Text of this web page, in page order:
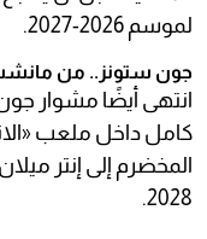
لموسم 2026-2027.
جون ستونز.. من
انتهى أيضًا مشوار
كامل داخل ملعب
المخضرم إلى إنتر
2028.